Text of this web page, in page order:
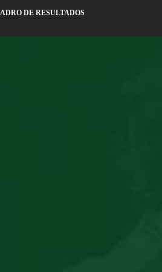
DE RESULTADOS